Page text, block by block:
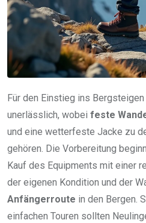
Für den Einstieg ins
unerlässlich, wobei feste
und eine wetterfeste Jacke zu
gehören. Die Vorbereitung
Kauf des Equipments mit einer
der eigenen Kondition und der
Anfängerroute in den Bergen.
einfachen Touren sollten